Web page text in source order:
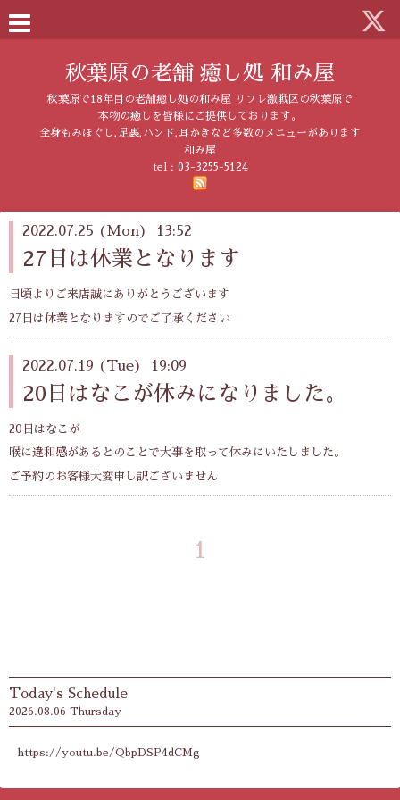
秋葉原の老舗 癒し処 和み屋
秋葉原で18年目の老舗癒し処の和み屋 リフレ激戦区の秋葉原で
本物の癒しを皆様にご提供しております。
全身もみほぐし,足裏,ハンド,耳かきなど多数のメニューがあります
和み屋
tel : 03-3255-5124
2022.07.25 (Mon) 13:52
27日は休業となります
日頃よりご来店誠にありがとうございます
27日は休業となりますのでご了承ください
2022.07.19 (Tue) 19:09
20日はなこが休みになりました。
20日はなこが
喉に違和感があるとのことで大事を取って休みにいたしました。
ご予約のお客様大変申し訳ございません
1
Today's Schedule
2026.08.06 Thursday
https://youtu.be/QbpDSP4dCMg